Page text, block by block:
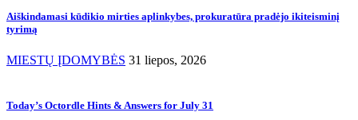
Aiškindamasi kūdikio mirties aplinkybes, prokuratūra pradėjo ikiteisminį
tyrimą
MIESTŲ ĮDOMYBĖS 31 liepos, 2026
Today’s Octordle Hints & Answers for July 31